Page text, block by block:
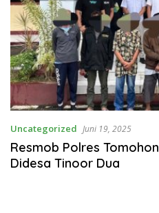
Uncategorized Juni 19, 2025
Resmob Polres
Didesa Tinoor Dua